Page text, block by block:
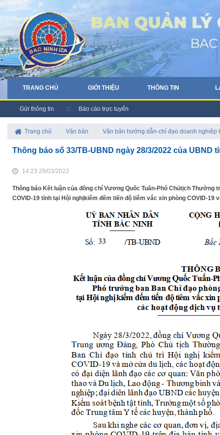
TRANG CHỦ GIỚI THIỆU THÔNG TIN
Gửi thông tin Báo cáo trực tuyến
Trang chủ Văn bản Văn bản hướng dẫn-chỉ đạo doanh nghiệp
Thông báo số 33/TB-UBND ngày 28/3/2022 của UBND
14:23 29/03/2022
Thông báo Kết luận của đồng chí Vương Quốc Tuấn-Phó Chủtịch
COVID-19 tỉnh tại Hội nghịkiểm đếm tiến độ tiêm vắc xin phòng COVID-